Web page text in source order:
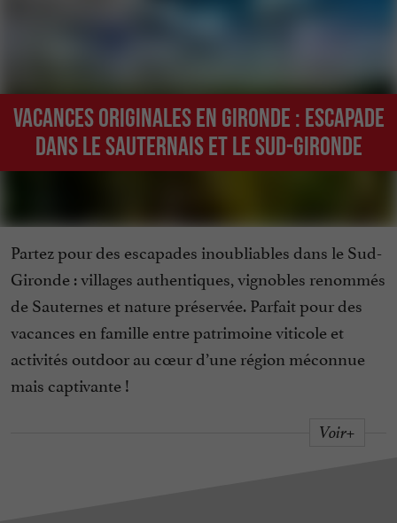
Vacances originales en Gironde : Escapade
dans le Sauternais et le sud-Gironde
Partez pour des escapades inoubliables dans le Sud-
Gironde : villages authentiques, vignobles renommés
de Sauternes et nature préservée. Parfait pour des
vacances en famille entre patrimoine viticole et
activités outdoor au cœur d’une région méconnue
mais captivante !
Voir+